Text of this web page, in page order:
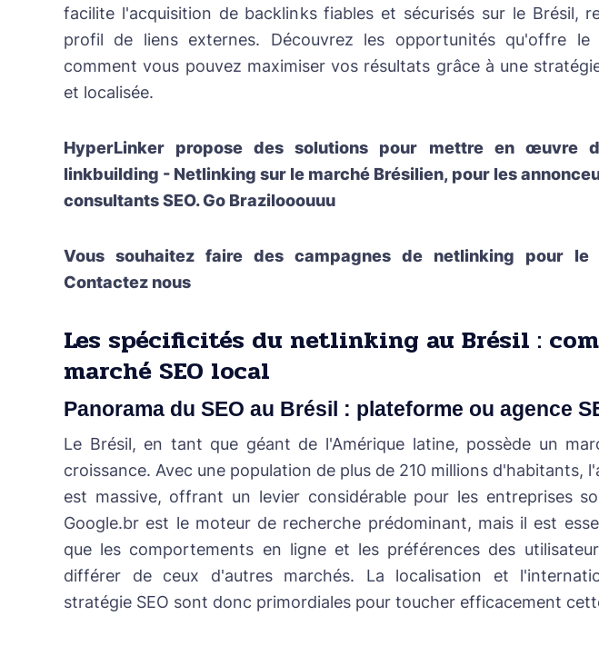
facilite l'acquisition de backlinks fiables et sécurisés sur le Brésil,
profil de liens externes. Découvrez les opportunités qu'offre le
comment vous pouvez maximiser vos résultats grâce à une
et localisée.
HyperLinker propose des solutions pour mettre en œuvre
linkbuilding - Netlinking sur le marché Brésilien, pour les
consultants SEO. Go Brazilooouuu
Vous souhaitez faire des campagnes de netlinking pour le
Contactez nous
Les spécificités du netlinking au Brésil :
marché SEO local
Panorama du SEO au Brésil : plateforme ou agence
Le Brésil, en tant que géant de l'Amérique latine, possède un
croissance. Avec une population de plus de 210 millions d'habitants,
est massive, offrant un levier considérable pour les entreprises
Google.br est le moteur de recherche prédominant, mais il est
que les comportements en ligne et les préférences des
différer de ceux d'autres marchés. La localisation et
stratégie SEO sont donc primordiales pour toucher efficacement